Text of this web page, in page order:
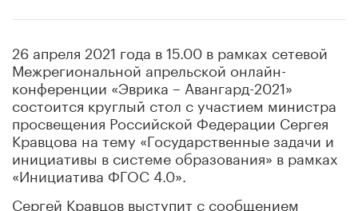
26 апреля 2021 года в 15.00 в рамках сетевой
Межрегиональной апрельской онлайн-
конференции «Эврика – Авангард-2021»
состоится круглый стол с участием министра
просвещения Российской Федерации Сергея
Кравцова на тему «Государственные задачи и
инициативы в системе образования» в рамках
«Инициатива ФГОС 4.0».
Сергей Кравцов выступит с сообщением